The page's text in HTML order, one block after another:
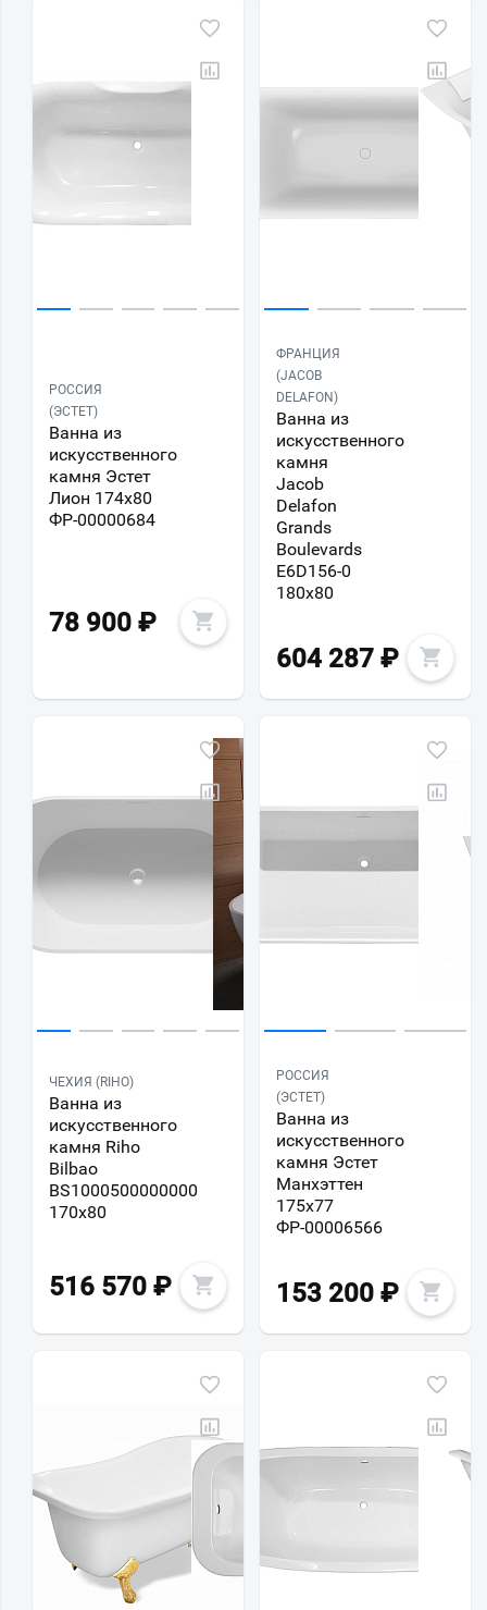
РОССИЯ
(ЭСТЕТ)
Ванна из
искусственного
камня Эстет
Лион 174x80
ФР-00000684
78 900 ₽
ФРАНЦИЯ
(JACOB
DELAFON)
Ванна из
искусственного
камня
Jacob
Delafon
Grands
Boulevards
E6D156-0
180x80
604 287 ₽
ЧЕХИЯ (RIHO)
Ванна из
искусственного
камня Riho
Bilbao
BS1000500000000
170x80
516 570 ₽
РОССИЯ
(ЭСТЕТ)
Ванна из
искусственного
камня Эстет
Манхэттен
175х77
ФР-00006566
153 200 ₽